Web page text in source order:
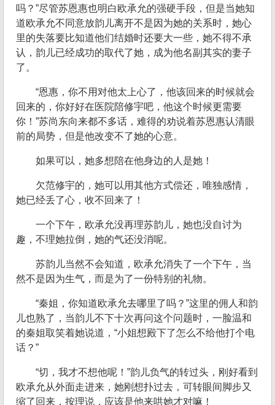
吗？”尽管苏恩惠也明白欧承允的强硬手段，但是当她知
道欧承允不同意放韵儿离开不是因为她的关系时，她心
里的失落要比知道他们结婚时还要大一些，她不得不承
认，韵儿已经成功的取代了她，成为他名副其实的妻子
了。
“恩惠，你不用对他太上心了，他该回来的时候就会
回来的，你好好在医院陪修宇吧，他这个时候更需要
你！”苏尚东向来都不多话，难得的劝说着苏恩惠认清眼
前的局势，但是他改变不了她的心意。
如果可以，她多想陪在他身边的人是她！
欠范修宇的，她可以用其他方式偿还，唯独感情，
她已经丢了心，收不回来了！
一个下午，欧承允没再理苏韵儿，她也没自讨为
趣，不理她拉倒，她的气还没消呢。
苏韵儿当然不会知道，欧承允消失了一个下午，当
然不是因为生气，而是为了一份特别的礼物。
“秦姐，你知道欧承允去哪里了吗？”这里的佣人和韵
儿也熟了，当韵儿不下十次再问这个问题时，一脸温和
的秦姐取笑着她说道，“小姐想殿下了怎么不给他打个电
话？”
“切，我才不想他呢！”韵儿负气的转过头，刚好看到
欧承允从外面走进来，她刚想扑过去，可转眼间脚步又
缩了回来，按理说，应该是他来哄她才对嘛！